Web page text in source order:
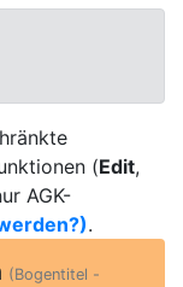
(Edit,
AGK-
.
(Bogentitel -